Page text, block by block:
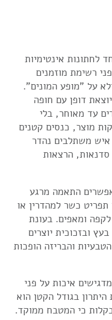
לחתונות אינטימיות
רשימת מוזמנים
על "מופע המונים".
דופן עם חופה
עד מאוחר, בלי
מוצר, כנסים קטנים
או ימי גיבוש לצוותים של 100-200 איש משתלבים נהדר
הרצאות
התאמה מרגע
כשר למהדרין או
לקפה ומאפים. בעונת
ובזכוכית יוצרים
והבריזה הופכות
איש בשרון מדגישים איכות על פני
בגודל הקטן הוא
כי המטבח ממוקד.